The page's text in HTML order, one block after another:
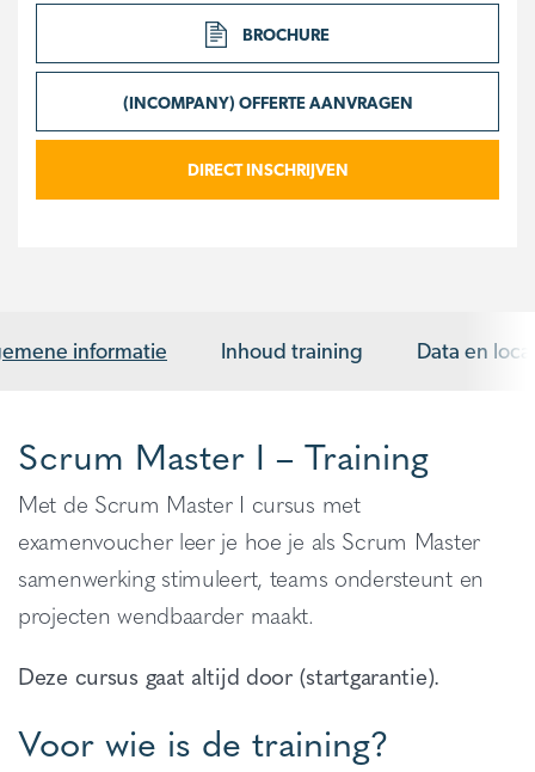
BROCHURE
(INCOMPANY) OFFERTE AANVRAGEN
DIRECT INSCHRIJVEN
informatie Inhoud training Data en
Scrum Master I – Training
Met de Scrum Master I cursus met
examenvoucher leer je hoe je als Scrum Master
samenwerking stimuleert, teams ondersteunt en
projecten wendbaarder maakt.
Deze cursus gaat altijd door (startgarantie).
Voor wie is de training?